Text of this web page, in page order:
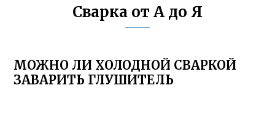
Сварка от А до Я
МОЖНО ЛИ ХОЛОДНОЙ СВАРКОЙ
ЗАВАРИТЬ ГЛУШИТЕЛЬ